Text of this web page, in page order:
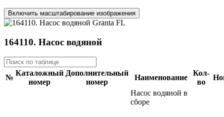
Включить масштабирование изображения
164110. Насос водяной
№
Каталожный
номер
Дополнительный
номер
Наименование
Кол-
во
Насос водяной в
сборе